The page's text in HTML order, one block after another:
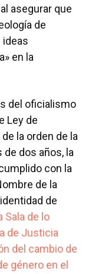
asegurar que
de
ideas
en la
del oficialismo
Ley de
la orden de la
de dos años, la
con la
de la
de
Sala de lo
de Justicia
del cambio de
género en el